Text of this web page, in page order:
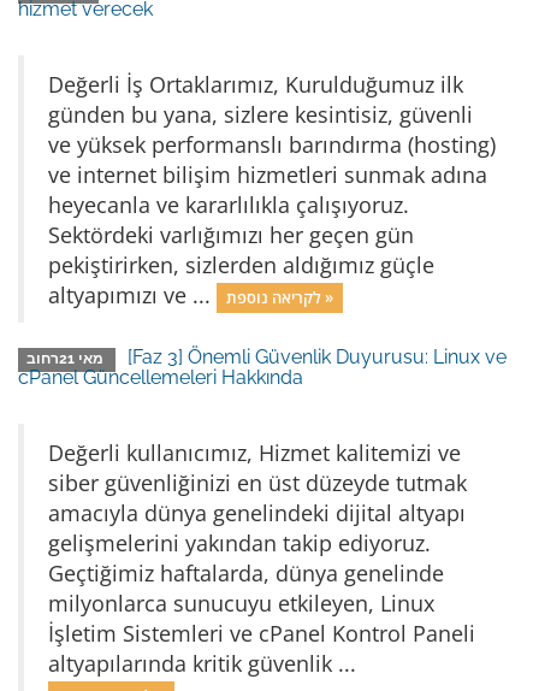
hizmet verecek
Değerli İş Ortaklarımız, Kurulduğumuz ilk
günden bu yana, sizlere kesintisiz, güvenli
ve yüksek performanslı barındırma (hosting)
ve internet bilişim hizmetleri sunmak adına
heyecanla ve kararlılıkla çalışıyoruz.
Sektördeki varlığımızı her geçen gün
pekiştirirken, sizlerden aldığımız güçle
altyapımızı ve ...
לקריאה נוספת »
[Faz 3] Önemli Güvenlik Duyurusu: Linux ve
cPanel Güncellemeleri Hakkında
Değerli kullanıcımız, Hizmet kalitemizi ve
siber güvenliğinizi en üst düzeyde tutmak
amacıyla dünya genelindeki dijital altyapı
gelişmelerini yakından takip ediyoruz.
Geçtiğimiz haftalarda, dünya genelinde
milyonlarca sunucuyu etkileyen, Linux
İşletim Sistemleri ve cPanel Kontrol Paneli
altyapılarında kritik güvenlik ...